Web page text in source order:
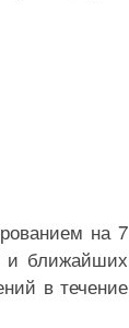
на 7
и ближайших
в течение